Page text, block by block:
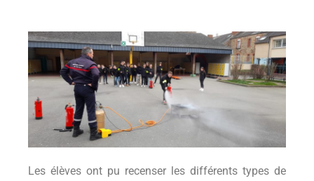
Les élèves ont pu recenser les différents types de